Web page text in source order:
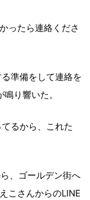
ったら連絡くださ
準備をして連絡を
り響いた。
るから、これた
、ゴールデン街へ
こさんからのLINE